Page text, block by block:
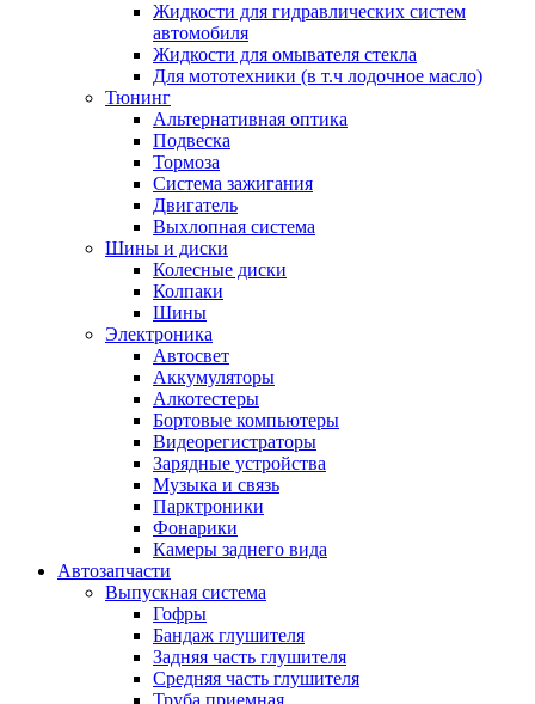
Жидкости для гидравлических систем
автомобиля
Жидкости для омывателя стекла
Для мототехники (в т.ч лодочное масло)
Тюнинг
Альтернативная оптика
Подвеска
Тормоза
Система зажигания
Двигатель
Выхлопная система
Шины и диски
Колесные диски
Колпаки
Шины
Электроника
Автосвет
Аккумуляторы
Алкотестеры
Бортовые компьютеры
Видеорегистраторы
Зарядные устройства
Музыка и связь
Парктроники
Фонарики
Камеры заднего вида
Автозапчасти
Выпускная система
Гофры
Бандаж глушителя
Задняя часть глушителя
Средняя часть глушителя
Труба приемная